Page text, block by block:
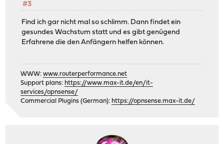
#3
Find ich gar nicht mal so schlimm. Dann findet ein
gesundes Wachstum statt und es gibt genügend
Erfahrene die den Anfängern helfen können.
WWW:www.routerperformance.net
Support plans: https://www.max-it.de/en/it-
services/opnsense/
Commercial Plugins (German): https://opnsense.max-it.de/